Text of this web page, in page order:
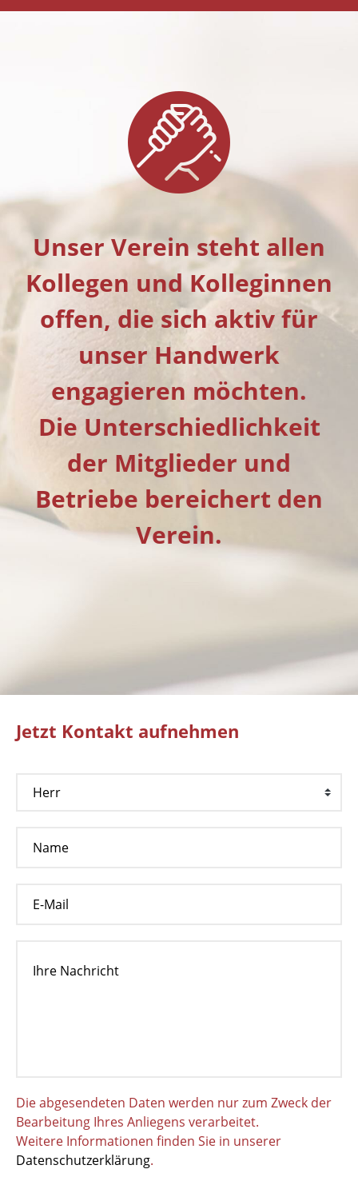
Unser Verein steht allen
Kollegen und Kolleginnen
offen, die sich aktiv für
unser Handwerk
engagieren möchten.
Die Unterschiedlichkeit
der Mitglieder und
Betriebe bereichert den
Verein.
Jetzt Kontakt aufnehmen
Die abgesendeten Daten werden nur zum Zweck der
Bearbeitung Ihres Anliegens verarbeitet.
Weitere Informationen finden Sie in unserer
Datenschutzerklärung.